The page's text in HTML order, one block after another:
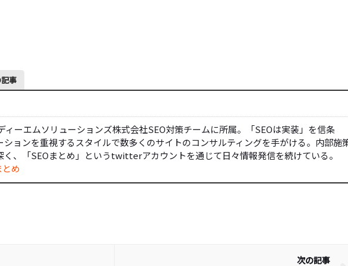
事
ィーエムソリューションズ株式会社SEO対策チームに所属。「SEOは実装」を信条
ションを重視するスタイルで数多くのサイトのコンサルティングを手がける。内部施
く、「SEOまとめ」というtwitterアカウントを通じて日々情報発信を続けている。
とめ
次の記事